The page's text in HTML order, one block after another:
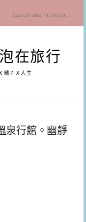
在旅行
親子Ｘ人生
泉行館。幽靜